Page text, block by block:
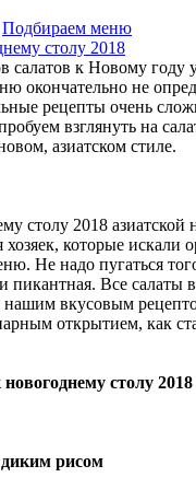
Подбираем меню
салатов к Новому году
окончательно не
рецепты очень
взглянуть на
азиатском стиле.
столу 2018 азиатской
хозяек, которые искали
Не надо пугаться
пикантная. Все салаты в
вкусовым
открытием, как
столу 2018
рисом